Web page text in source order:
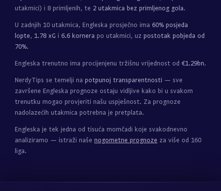
utakmici) i 8 primljenih, te 2 utakmica bez primljenog gola.
U zadnjih 10 utakmica, Engleska prosječno ima 60% posjeda
lopte, 1.78 xG i 6.6 kornera po utakmici, uz postotak pobjeda od
70%.
Engleska trenutno ima procijenjenu tržišnu vrijednost od €1.29bn.
NerdyTips se temelji na potpunoj transparentnosti — sve
završene Engleska prognoze ostaju vidljive kako bi u svakom
trenutku mogao provjeriti našu uspješnost. Za prognoze
nadolazećih utakmica potrebna je pretplata.
Engleska je tek jedna od tisuća momčadi koje svakodnevno
analiziramo — istraži naše nogometne prognoze za više od 160
liga.